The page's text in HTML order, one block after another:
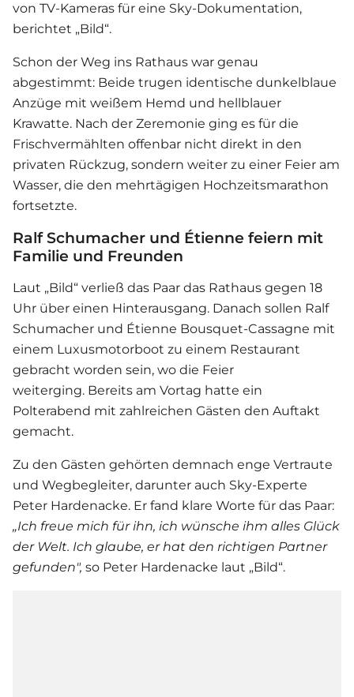
von TV-Kameras für eine Sky-Dokumentation,
berichtet „Bild“.
Schon der Weg ins Rathaus war genau
abgestimmt: Beide trugen identische dunkelblaue
Anzüge mit weißem Hemd und hellblauer
Krawatte. Nach der Zeremonie ging es für die
Frischvermählten offenbar nicht direkt in den
privaten Rückzug, sondern weiter zu einer Feier am
Wasser, die den mehrtägigen Hochzeitsmarathon
fortsetzte.
Ralf Schumacher und Étienne feiern mit
Familie und Freunden
Laut „Bild“ verließ das Paar das Rathaus gegen 18
Uhr über einen Hinterausgang. Danach sollen Ralf
Schumacher und Étienne Bousquet-Cassagne mit
einem Luxusmotorboot zu einem Restaurant
gebracht worden sein, wo die Feier
weiterging. Bereits am Vortag hatte ein
Polterabend mit zahlreichen Gästen den Auftakt
gemacht.
Zu den Gästen gehörten demnach enge Vertraute
und Wegbegleiter, darunter auch Sky-Experte
Peter Hardenacke. Er fand klare Worte für das Paar:
„Ich freue mich für ihn, ich wünsche ihm alles Glück
der Welt. Ich glaube, er hat den richtigen Partner
gefunden", so Peter Hardenacke laut „Bild“.